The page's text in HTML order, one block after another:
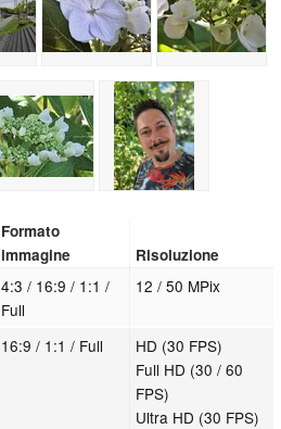
Formato
immagine
Risoluzione
4:3 / 16:9 / 1:1 /
Full
12 / 50 MPix
16:9 / 1:1 / Full
HD (30 FPS)
Full HD (30 / 60
FPS)
Ultra HD (30 FPS)